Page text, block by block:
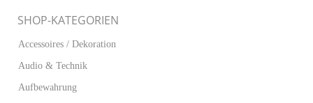
SHOP-KATEGORIEN
Accessoires / Dekoration
Audio & Technik
Aufbewahrung